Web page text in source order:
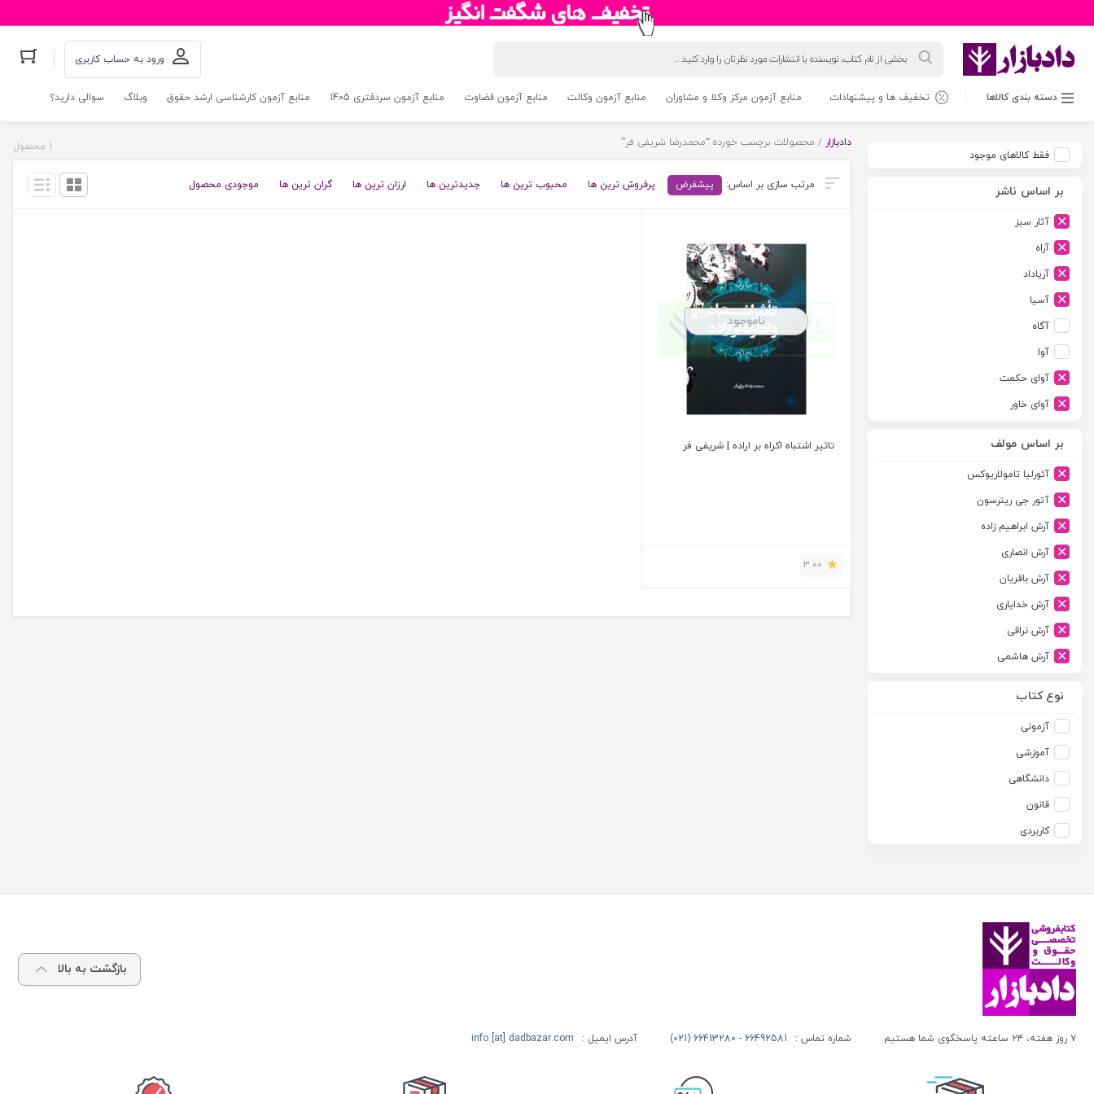
محصولات ورود به حساب کاربری
دسته بندی کالاها تخفیف ها و پیشنهادات منابع آزمون مرکز وکلا و مشاوران منابع آزمون وکالت منابع آزمون قضاوت منابع آزمون سردفتری 1405 منابع آزمون کارشناسی ارشد حقوق وبلاگ سوالی دارید؟
فقط کالاهای موجود
بر اساس ناشر
آثار سبز
آراه
آریاداد
آسیا
آگاه
آوا
آوای حکمت
آوای خاور
آیدین
ارجمند
ارسطو
ارشد
اسلامیه
اشکان
اطلاعات
امجد
امید انقلاب
بنگاه ترجمه و نشر کتاب پارسه
بهتاب
بهنامی
بهینه
بر اساس مولف
آئورلیا تامولاریوکس
آتور جی رینرسون
آرش ابراهیم زاده
آرش انصاری
آرش باقریان
آرش خدایاری
آرش نراقی
آرش هاشمی
آزاده صادقی
آزیتا قربانی رحیم
آلبرت ون دایسی
آلن ردفرن
آمنه باخدا
آنتونی آگوس
آندره لگراند
آندره مارمور
آندریاس کاکینیس
آیت الله العظمی سید ابوالقاسم خوئی
نوع کتاب
آزمونی
آموزشی
دانشگاهی
قانون
کاربردی
دادبازار / محصولات برچسب خورده “محمدرضا شریفی فر” 1 محصول
پیشفرض پرفروش ترین ها محبوب ترین ها جدیدترین ها ارزان ترین ها گران ترین ها موجودی محصول
ناموجود
تاثیر اشتباه اکراه بر اراده | شریفی فر
3.00
بازگشت به بالا
۷ روز هفته، ۲۴ ساعته پاسخگوی شما هستیم شماره تماس : 66492581 - 66413280 (021) آدرس ایمیل : info [at] dadbazar.com